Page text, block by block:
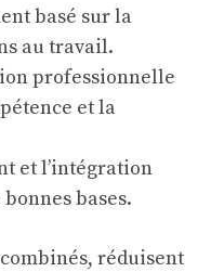
basé sur la
au travail.
professionnelle
et la
et l’intégration
bases.
réduisent